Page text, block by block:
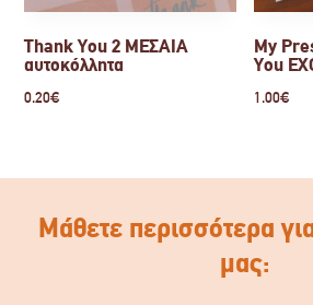
Thank You 2 ΜΕΣΑΙΑ
αυτοκόλλητα
0.20€
My
You
1.00€
Μάθετε περισσότερα
μας: